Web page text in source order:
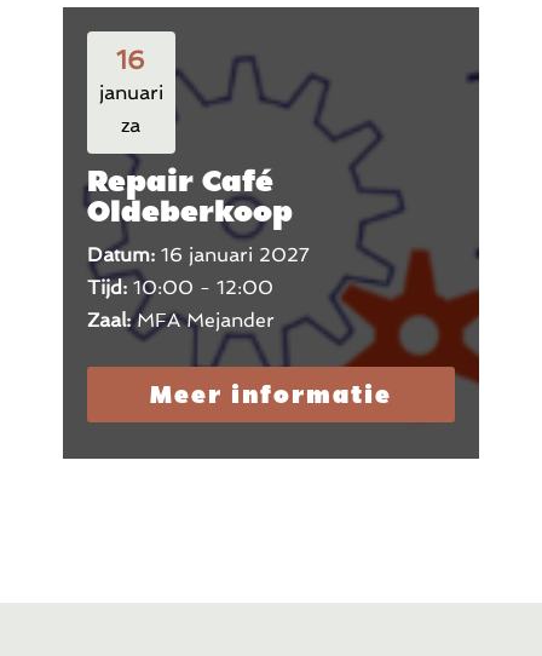
16
januari
za
Repair Café
Oldeberkoop
Datum: 16 januari 2027
Tijd: 10:00 - 12:00
Zaal:MFA Mejander
Meer informatie